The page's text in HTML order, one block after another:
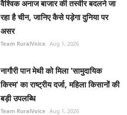
वैश्विक अनाज बाजार की तस्वीर बदलने जा
रहा है चीन, जानिए कैसे पड़ेगा दुनिया पर
असर
Team RuralVoice Aug 1, 2026
नागौरी पान मेथी को मिला 'सामुदायिक
किस्म' का राष्ट्रीय दर्जा, महिला किसानों की
बड़ी उपलब्धि
Team RuralVoice Aug 1, 2026